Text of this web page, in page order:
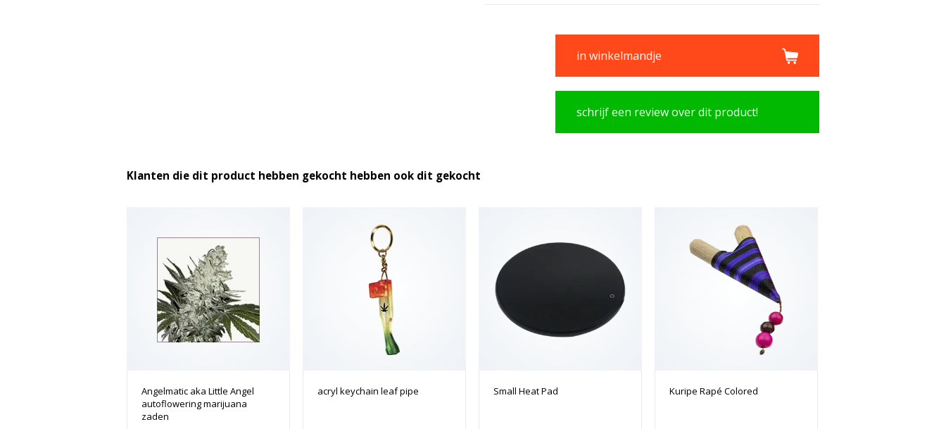
in winkelmandje
schrijf een review over dit product!
Klanten die dit product hebben gekocht hebben ook dit gekocht
Angelmatic aka Little Angel
autoflowering marijuana
zaden
acryl keychain leaf pipe Small Heat Pad Kuripe Rapé Colored